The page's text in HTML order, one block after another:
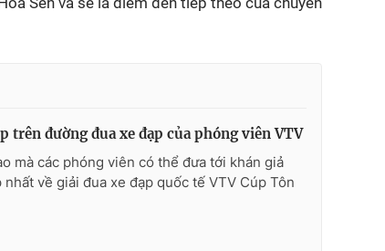
trên đường đua xe đạp của phóng viên VTV
mà các phóng viên có thể đưa tới khán giả
về giải đua xe đạp quốc tế VTV Cúp Tôn